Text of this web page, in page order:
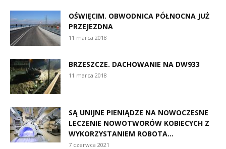
OŚWIĘCIM. OBWODNICA PÓŁNOCNA JUŻ
PRZEJEZDNA
11 marca 2018
BRZESZCZE. DACHOWANIE NA DW933
11 marca 2018
SĄ UNIJNE PIENIĄDZE NA NOWOCZESNE
LECZENIE NOWOTWORÓW KOBIECYCH Z
WYKORZYSTANIEM ROBOTA...
7 czerwca 2021